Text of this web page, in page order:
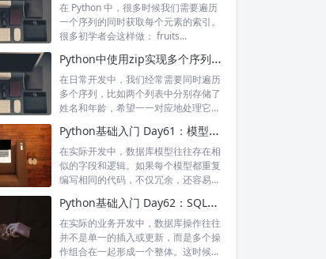
在 Python 中，很多时候我们需要遍历
一个序列的同时获取每个元素的索引。
很多初学者会这样做： fruits...
Python中使用zip实现多个序列的同步遍历
在日常开发中，我们经常需要同时遍历
多个序列，比如两个列表中分别存储了
姓名和年龄，希望一一对应地处理它
Python基础入门 Day61：模型继承与通用查询封装
在实际开发中，数据库模型往往存在相
似的字段和逻辑。如果每个模型都重复
编写相同的代码，不仅冗余，还容易出
Python基础入门 Day62：SQLModel中的事务管理
在实际的业务开发中，数据库操作往往
并不是单一的插入或更新，而是多个操
作组合在一起形成一个整体。这时候如